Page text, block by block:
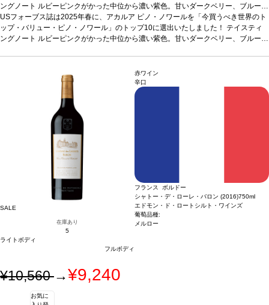
ングノート ルビーピンクがかった中位から濃い紫色。甘いダークベリー、ブルーベ
リー、スパイス、キノコ、ほのかななめし革の芳醇なアロマを示す。フルボディな
味わいは、甘いダークチェリー、スパイス、ドライハーブ、スモーキーなオークを
伴う。凝縮していて鮮やかな酸味と滑らかで繊細なテクスチャーを持ち、非常に長
ージが在庫切れの場合、在庫があり価格が同様の場合は自動的に次のヴィンテージ
に変更されます、ご了承ください。
USフォーブス誌は2025年春に、アカルア ピノ・ノワールを「今買うべき世界のト
ップ・バリュー・ピノ・ノワール」のトップ10に選出いたしました！ テイスティ
ングノート ルビーピンクがかった中位から濃い紫色。甘いダークベリー、ブルーベ
伴う。凝縮していて鮮やかな酸味と滑らかで繊細なテクスチャーを持ち、非常に長
いミネラルの後味が続く。
仔羊のロースト、キノコ料理、甘みや酸味あ
葡萄品種 ピノ・ノワール サスティナブル認証
ージが在庫切れの場合、在庫があり価格が同様の場合は自動的に次のヴィンテージ
に変更されます、ご了承ください。
SALE
在庫あり
5
ライトボディ
フルボディ
赤ワイン
辛口
フランス ボルドー
シャトー・デ・ローレ・バロン (2016)750ml
エドモン・ド・ロートシルト・ワインズ
葡萄品種:
メルロー
¥10,560→¥9,240
お気に